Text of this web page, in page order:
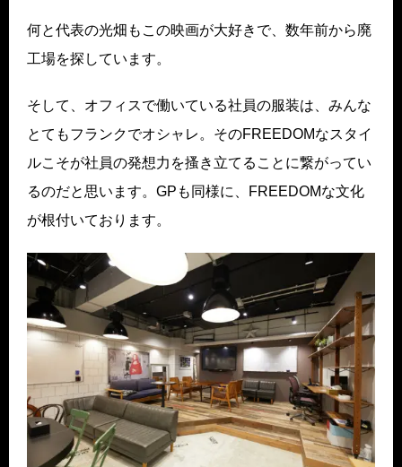
何と代表の光畑もこの映画が大好きで、数年前から廃
工場を探しています。
そして、オフィスで働いている社員の服装は、みんな
とてもフランクでオシャレ。そのFREEDOMなスタイ
ルこそが社員の発想力を搔き立てることに繋がってい
るのだと思います。GPも同様に、FREEDOMな文化
が根付いております。